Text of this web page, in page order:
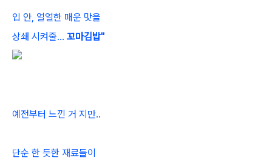
입 안, 얼얼한 매운 맛을
상쇄 시켜줄... 꼬마김밥"
예전부터 느낀 거 지만..
단순 한 듯한 재료들이